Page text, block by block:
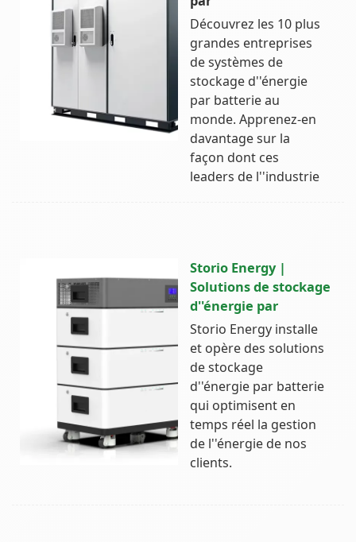
Découvrez les 10 plus
grandes entreprises
de systèmes de
stockage d''énergie
par batterie au
monde. Apprenez-en
davantage sur la
façon dont ces
leaders de l''industrie
Storio Energy |
Solutions de stockage
d''énergie par
Storio Energy installe
et opère des solutions
de stockage
d''énergie par batterie
qui optimisent en
temps réel la gestion
de l''énergie de nos
clients.